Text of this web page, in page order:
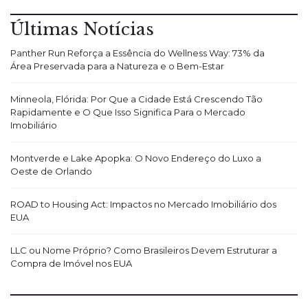
Últimas Notícias
Panther Run Reforça a Essência do Wellness Way: 73% da
Área Preservada para a Natureza e o Bem-Estar
Minneola, Flórida: Por Que a Cidade Está Crescendo Tão
Rapidamente e O Que Isso Significa Para o Mercado
Imobiliário
Montverde e Lake Apopka: O Novo Endereço do Luxo a
Oeste de Orlando
ROAD to Housing Act: Impactos no Mercado Imobiliário dos
EUA
LLC ou Nome Próprio? Como Brasileiros Devem Estruturar a
Compra de Imóvel nos EUA